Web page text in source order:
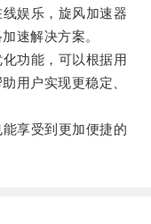
娱乐，旋风加速器
速解决方案。
功能，可以根据用
用户实现更稳定、
享受到更加便捷的